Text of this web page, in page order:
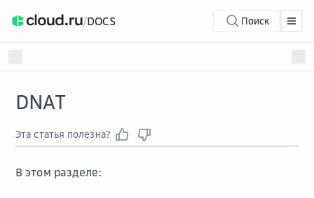
/DOCS Поиск
DNAT
Эта статья полезна?
В этом разделе: